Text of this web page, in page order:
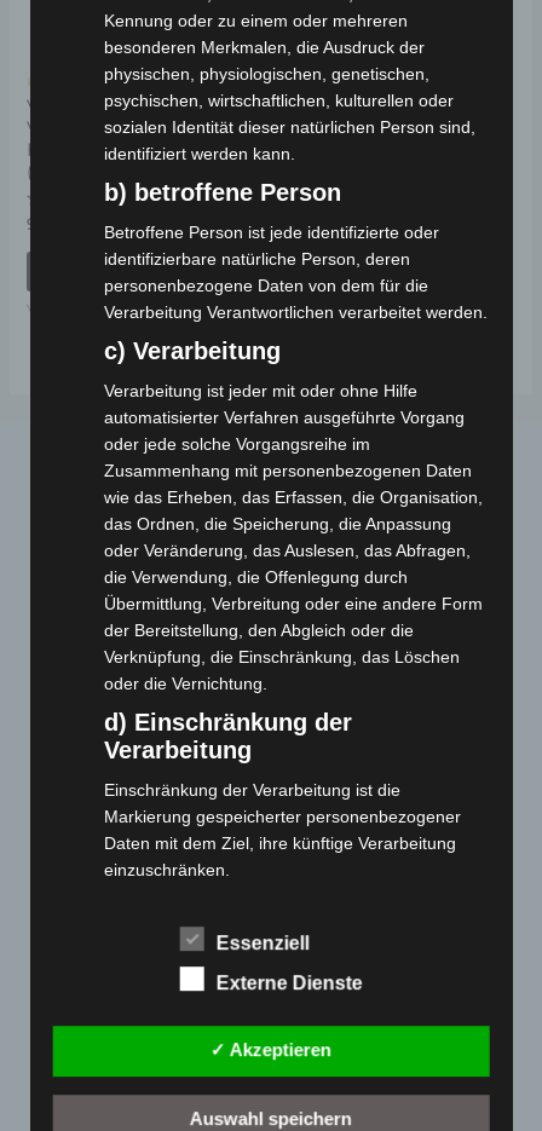
Kostenloser Versand
VSX LENKSÄULE UND
VORDERES
FEDERUNGSSET
(TROMMELBREMSE)
Bewertet
0
99,00
IN DEN WARENKORB
VSX
Webseite
Cashback-Aktion
Händler werden
Home
Jobs
Kontakt
Reklamation einreichen
Produktpalette
Elektro-Fahrräder
Elektro-Kabinenroller
Elektro-Klappräder
Kennung oder zu einem oder mehreren
besonderen Merkmalen, die Ausdruck der
physischen, physiologischen, genetischen,
psychischen, wirtschaftlichen, kulturellen oder
sozialen Identität dieser natürlichen Person sind,
identifiziert werden kann.
b) betroffene Person
Betroffene Person ist jede identifizierte oder
identifizierbare natürliche Person, deren
personenbezogene Daten von dem für die
Verarbeitung Verantwortlichen verarbeitet werden.
c) Verarbeitung
Verarbeitung ist jeder mit oder ohne Hilfe
automatisierter Verfahren ausgeführte Vorgang
oder jede solche Vorgangsreihe im
Zusammenhang mit personenbezogenen Daten
wie das Erheben, das Erfassen, die Organisation,
das Ordnen, die Speicherung, die Anpassung
oder Veränderung, das Auslesen, das Abfragen,
die Verwendung, die Offenlegung durch
Übermittlung, Verbreitung oder eine andere Form
der Bereitstellung, den Abgleich oder die
Verknüpfung, die Einschränkung, das Löschen
oder die Vernichtung.
d) Einschränkung der
Verarbeitung
Einschränkung der Verarbeitung ist die
Markierung gespeicherter personenbezogener
Daten mit dem Ziel, ihre künftige Verarbeitung
einzuschränken.
Profiling ist jede Art der automatisierten
Verarbeitung personenbezogener Daten, die darin
verwendet werden, um bestimmte persönliche
Aspekte, die sich auf eine natürliche Person
beziehen, zu bewerten, insbesondere, um
Aspekte bezüglich Arbeitsleistung, wirtschaftlicher
Essenziell
Externe Dienste
✓ Akzeptieren
Auswahl speichern